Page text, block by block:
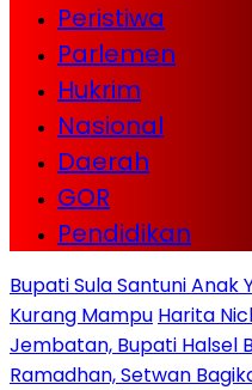
Peristiwa
Parlemen
Hukrim
Nasional
Daerah
GOR
Pendidikan
Bupati Sula Santuni
Kurang Mampu Harita
Jembatan, Bupati Halsel
Ramadhan, Setwan